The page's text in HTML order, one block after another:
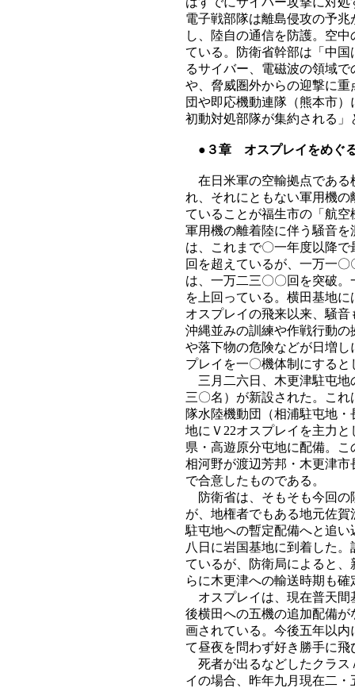
電子戦部隊は離島侵攻の予
し、陸自の通信を防護。空
ている。防衛省幹部は「中
るサイバー、電磁波の領域
や、脅威圏外からの迎撃に
団や即応機動連隊（熊本市
初動対処部隊が集約される
●３章 オスプレイをめぐ
在日米軍の空輸拠点である
れ、それにともない軍用機
ていることが福生市の「航
軍用機の離着陸に伴う騒音
は、これまで〇一年度以降
回を超えているが、一万一
は、一万二三〇〇回を突破
を上回っている。横田基地
オスプレイの飛来以来、騒
沖縄並みの訓練や作戦行動
や落下物の危険などが日増
プレイを一〇機体制にすると
三月二六日、木更津駐屯地
三〇名）が新設された。こ
隊水陸機動団（相浦駐屯地
地にＶ22オスプレイを主力
県・高遊原分屯地に配備。
相河野が渡辺芳邦・木更津
で合意したものである。
防衛省は、そもそも今回の
が、地権者でもある地元佐
駐屯地への暫定配備へと追
八日に岩国基地に到着した
ているが、防衛局によると
らに木更津への輸送時期も
オスプレイは、現在普天間
後横田への五機の追加配備
画されている。今後五年以
て昼夜を問わず好き勝手に
死者が出るなどしたクラス
イの場合、昨年九月現在二